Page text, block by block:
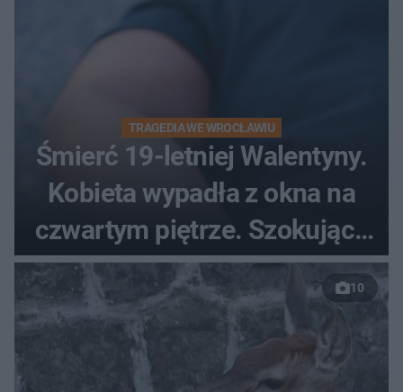
TRAGEDIA WE WROCŁAWIU
Śmierć 19-letniej Walentyny.
Kobieta wypadła z okna na
czwartym piętrze. Szokujące
nagranie trafiło do sieci
10